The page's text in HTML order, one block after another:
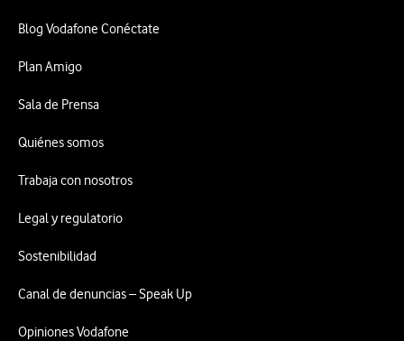
Blog Vodafone Conéctate
Plan Amigo
Sala de Prensa
Quiénes somos
Trabaja con nosotros
Legal y regulatorio
Sostenibilidad
Canal de denuncias – Speak Up
Opiniones Vodafone